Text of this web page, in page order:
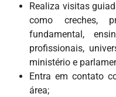
Realiza visitas
como creches,
fundamental,
profissionais,
ministério e
Entra em contato
área;